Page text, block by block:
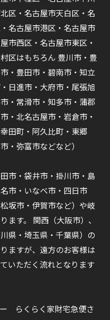
区・名古屋市天白区・名
名古屋市港区・名古屋市
市西区・名古屋市東区・
区はもちろん 豊川市・豊
・豊田市・碧南市・知立
日進市・大府市・尾張旭
・常滑市・知多市・蒲郡
・北名古屋市・岩倉市・
田町・阿久比町・東郷
・弥富市などなど）
市・袋井市・掛川市・島
市・いなべ市・四日市
坂市・伊賀市など）や岐
ます。 関西（大阪市）、
県・埼玉県・千葉県）の
ますが、遠方のお客様は
いただく流れとなります
らくらく家財宅急便さ